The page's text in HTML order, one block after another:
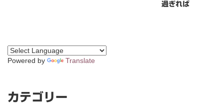
過ぎれば
Powered by Translate
カテゴリー